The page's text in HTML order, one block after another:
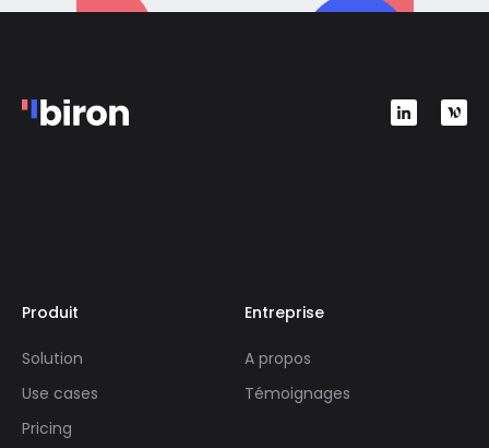
Produit
Solution
Use cases
Pricing
Entreprise
A propos
Témoignages